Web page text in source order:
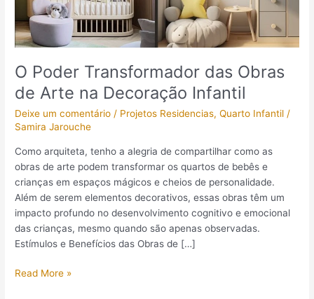
O Poder Transformador das Obras
de Arte na Decoração Infantil
Deixe um comentário / Projetos Residencias,Quarto Infantil /
Samira Jarouche
Como arquiteta, tenho a alegria de compartilhar como as
obras de arte podem transformar os quartos de bebês e
crianças em espaços mágicos e cheios de personalidade.
Além de serem elementos decorativos, essas obras têm um
impacto profundo no desenvolvimento cognitivo e emocional
das crianças, mesmo quando são apenas observadas.
Estímulos e Benefícios das Obras de […]
Decoração
Infantil
Read More »